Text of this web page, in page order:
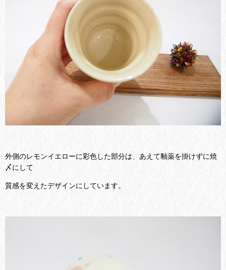
外側のレモンイエローに彩色した部分は、あえて釉薬を掛けずに焼
〆にして
質感を変えたデザインにしています。